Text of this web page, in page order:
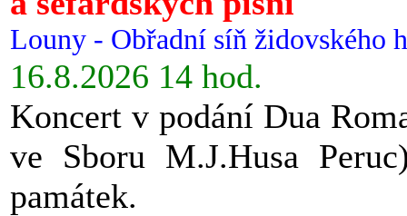
Louny - Obřadní síň židovského
16.8.2026 14 hod.
Koncert v podání Dua
ve Sboru M.J.Husa
památek.